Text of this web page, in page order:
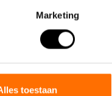
Marketing
toestaan